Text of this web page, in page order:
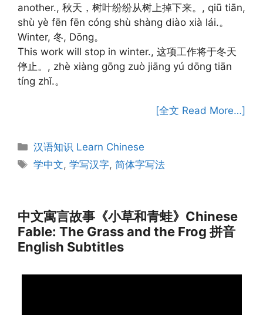
another., 秋天，树叶纷纷从树上掉下来。, qiū tiān,
shù yè fēn fēn cóng shù shàng diào xià lái.。
Winter, 冬, Dōng。
This work will stop in winter., 这项工作将于冬天
停止。, zhè xiàng gōng zuò jiāng yú dōng tiān
tíng zhǐ.。
[全文 Read More…]
Categories
汉语知识 Learn Chinese
Tags
学中文,学写汉字,简体字写法
中文寓言故事《小草和青蛙》Chinese
Fable: The Grass and the Frog 拼音
English Subtitles